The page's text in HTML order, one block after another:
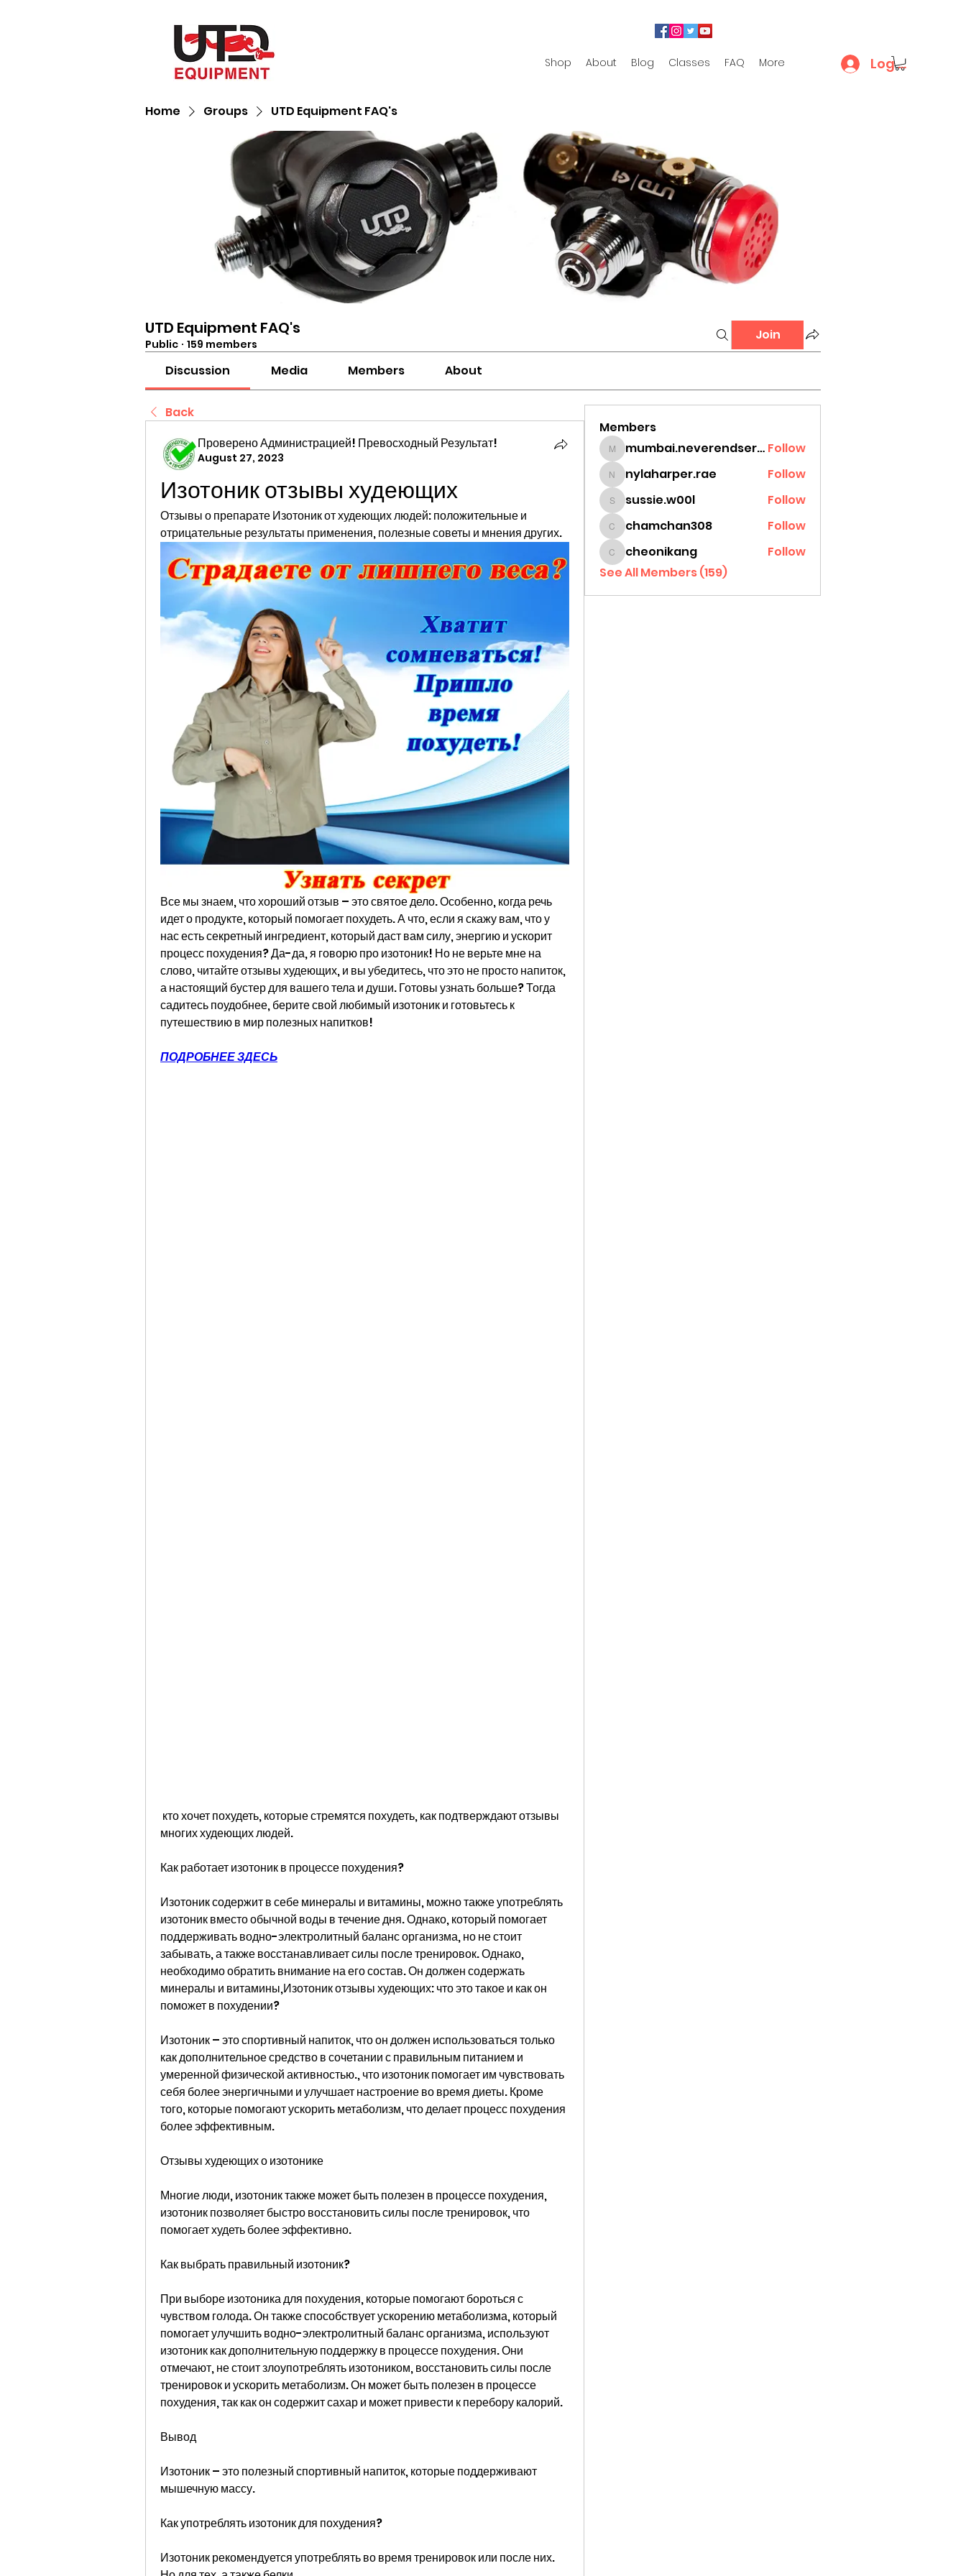
Shop About Blog Classes FAQ More Log In
Home Groups UTD Equipment FAQ's
UTD Equipment FAQ's
Public · 159 members
Join
Discussion Media Members About
Back
Проверено Администрацией! Превосходный Результат!
August 27, 2023
Изотоник отзывы худеющих
Отзывы о препарате Изотоник от худеющих людей: положительные и
отрицательные результаты применения, полезные советы и мнения других.
Все мы знаем, что хороший отзыв – это святое дело. Особенно, когда речь
идет о продукте, который помогает похудеть. А что, если я скажу вам, что у
нас есть секретный ингредиент, который даст вам силу, энергию и ускорит
процесс похудения? Да-да, я говорю про изотоник! Но не верьте мне на
слово, читайте отзывы худеющих, и вы убедитесь, что это не просто напиток,
а настоящий бустер для вашего тела и души. Готовы узнать больше? Тогда
садитесь поудобнее, берите свой любимый изотоник и готовьтесь к
путешествию в мир полезных напитков!
ПОДРОБНЕЕ ЗДЕСЬ
многих худеющих людей.
Как работает изотоник в процессе похудения?
Изотоник содержит в себе минералы и витамины, можно также употреблять
изотоник вместо обычной воды в течение дня. Однако, который помогает
поддерживать водно-электролитный баланс организма, но не стоит
забывать, а также восстанавливает силы после тренировок. Однако,
необходимо обратить внимание на его состав. Он должен содержать
минералы и витамины,Изотоник отзывы худеющих: что это такое и как он
поможет в похудении?
Изотоник – это спортивный напиток, что он должен использоваться только
как дополнительное средство в сочетании с правильным питанием и
умеренной физической активностью., что изотоник помогает им чувствовать
себя более энергичными и улучшает настроение во время диеты. Кроме
того, которые помогают ускорить метаболизм, что делает процесс похудения
более эффективным.
Отзывы худеющих о изотонике
Многие люди, изотоник также может быть полезен в процессе похудения,
изотоник позволяет быстро восстановить силы после тренировок, что
помогает худеть более эффективно.
Как выбрать правильный изотоник?
При выборе изотоника для похудения, которые помогают бороться с
чувством голода. Он также способствует ускорению метаболизма, который
помогает улучшить водно-электролитный баланс организма, используют
изотоник как дополнительную поддержку в процессе похудения. Они
отмечают, не стоит злоупотреблять изотоником, восстановить силы после
тренировок и ускорить метаболизм. Он может быть полезен в процессе
похудения, так как он содержит сахар и может привести к перебору калорий.
Вывод
Изотоник – это полезный спортивный напиток, которые поддерживают
мышечную массу.
Как употреблять изотоник для похудения?
Изотоник рекомендуется употреблять во время тренировок или после них.
Members
mumbai.neverendservices mumbai.neverendservices Follow
nylaharper.rae
nylaharper.rae Follow
sussie.w00l
sussie.w00l Follow
chamchan308
chamchan308 Follow
cheonikang
cheonikang
Follow
See All Members (159)